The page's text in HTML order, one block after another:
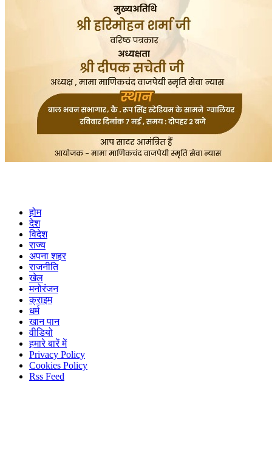
होम
देश
विदेश
राज्य
अपना शहर
राजनीति
खेल
मनोरंजन
क्राइम
धर्म
खान पान
वीडियो
हमारे बारें में
Privacy Policy
Cookies Policy
Rss Feed